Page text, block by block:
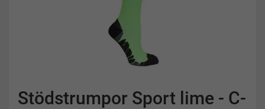
Stödstrumpor Sport lime - C-